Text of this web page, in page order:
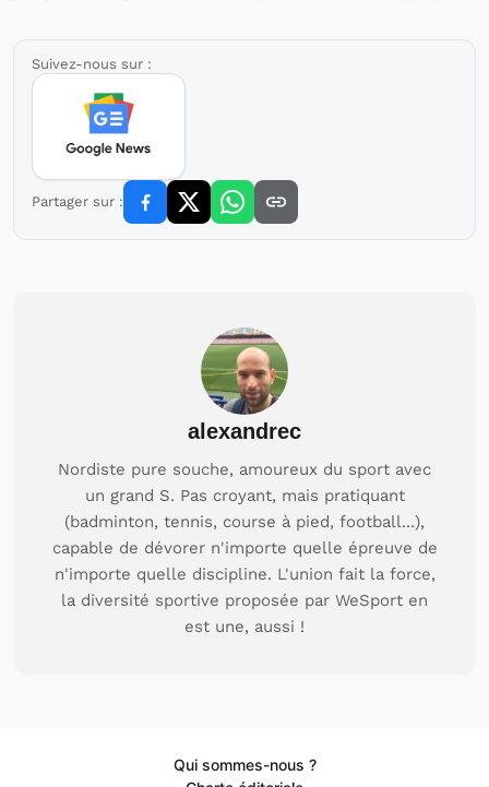
Suivez-nous sur :
Partager sur :
alexandrec
Nordiste pure souche, amoureux du sport avec
un grand S. Pas croyant, mais pratiquant
(badminton, tennis, course à pied, football...),
capable de dévorer n'importe quelle épreuve de
n'importe quelle discipline. L'union fait la force,
la diversité sportive proposée par WeSport en
est une, aussi !
Qui sommes-nous ?